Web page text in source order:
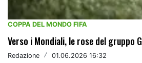
COPPA DEL MONDO FIFA
Verso i Mondiali, le rose del gruppo G
Redazione / 01.06.2026 16:32